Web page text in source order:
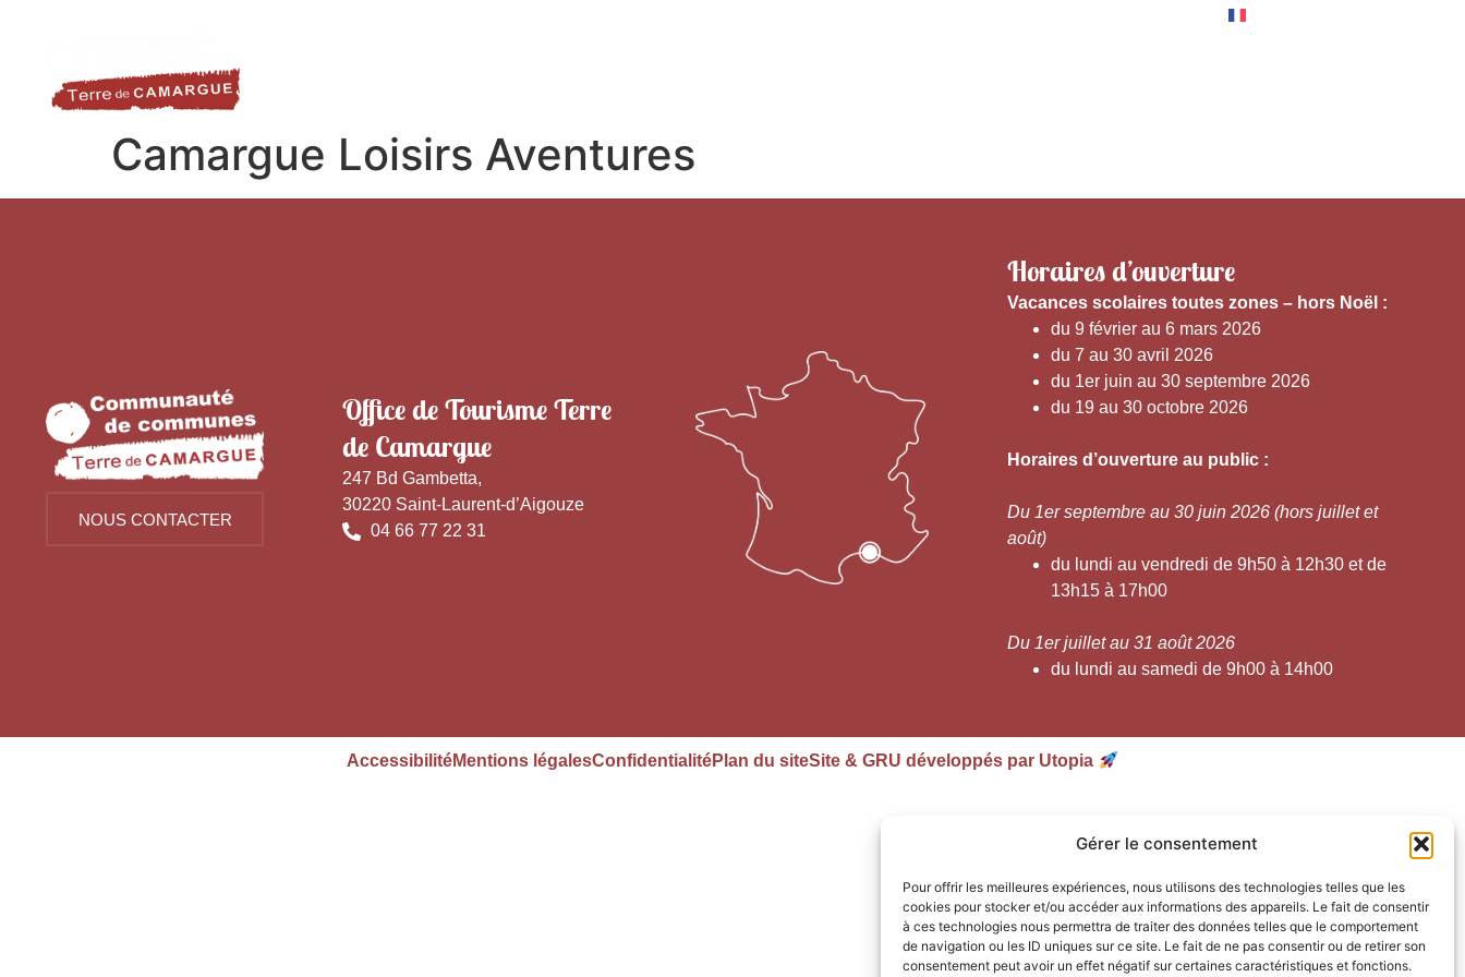
Gérer le consentement
Pour offrir les meilleures expériences, nous utilisons des technologies telles que les
cookies pour stocker et/ou accéder aux informations des appareils. Le fait de consentir
à ces technologies nous permettra de traiter des données telles que le comportement
de navigation ou les ID uniques sur ce site. Le fait de ne pas consentir ou de retirer son
consentement peut avoir un effet négatif sur certaines caractéristiques et fonctions.
Camargue Loisirs Aventures
NOUS CONTACTER
Office de Tourisme Terre
de Camargue
247 Bd Gambetta,
30220 Saint-Laurent-d’Aigouze
04 66 77 22 31
Horaires d’ouverture
Vacances scolaires toutes zones – hors Noël :
du 9 février au 6 mars 2026
du 7 au 30 avril 2026
du 1er juin au 30 septembre 2026
du 19 au 30 octobre 2026
Horaires d’ouverture au public :
Du 1er septembre au 30 juin 2026 (hors juillet et
août)
du lundi au vendredi de 9h50 à 12h30 et de
13h15 à 17h00
Du 1er juillet au 31 août 2026
du lundi au samedi de 9h00 à 14h00
AccessibilitéMentions légalesConfidentialitéPlan du siteSite & GRU développés par Utopia